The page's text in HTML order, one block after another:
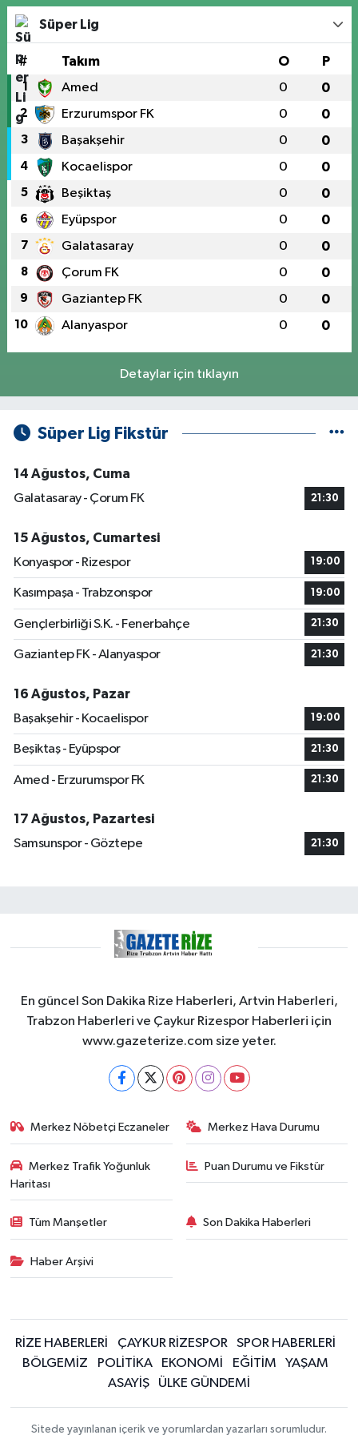
Süper Lig
# Takım O P
1 Amed 0 0
2 Erzurumspor FK 0 0
3 Başakşehir 0 0
4 Kocaelispor 0 0
5 Beşiktaş 0 0
6 Eyüpspor 0 0
7 Galatasaray 0 0
8 Çorum FK 0 0
9 Gaziantep FK 0 0
10 Alanyaspor 0 0
Detaylar için tıklayın
Süper Lig Fikstür
14 Ağustos, Cuma
Galatasaray - Çorum FK
21:30
15 Ağustos, Cumartesi
Konyaspor - Rizespor
19:00
Kasımpaşa - Trabzonspor 19:00
Gençlerbirliği S.K. - Fenerbahçe 21:30
Gaziantep FK - Alanyaspor 21:30
16 Ağustos, Pazar
Başakşehir - Kocaelispor
19:00
Beşiktaş - Eyüpspor 21:30
Amed - Erzurumspor FK 21:30
17 Ağustos, Pazartesi
Samsunspor - Göztepe
21:30
En güncel Son Dakika Rize Haberleri, Artvin Haberleri,
Trabzon Haberleri ve Çaykur Rizespor Haberleri için
www.gazeterize.com size yeter.
Merkez Nöbetçi Eczaneler Merkez Hava Durumu
Merkez Trafik Yoğunluk
Haritası
Puan Durumu ve Fikstür
Tüm Manşetler Son Dakika Haberleri
Haber Arşivi
RİZE HABERLERİ ÇAYKUR RİZESPOR
SPOR HABERLERİ
BÖLGEMİZ
POLİTİKA EKONOMİ EĞİTİM
YAŞAM
ASAYİŞ
ÜLKE GÜNDEMİ
Sitede yayınlanan içerik ve yorumlardan yazarları sorumludur.